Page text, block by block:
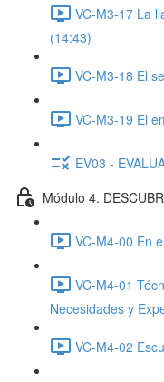
VC-M3-17 La
(14:43)
VC-M3-18 El
VC-M3-19 El
EV03 -
Módulo 4.
VC-M4-00 En
VC-M4-01
Necesidades y
VC-M4-02